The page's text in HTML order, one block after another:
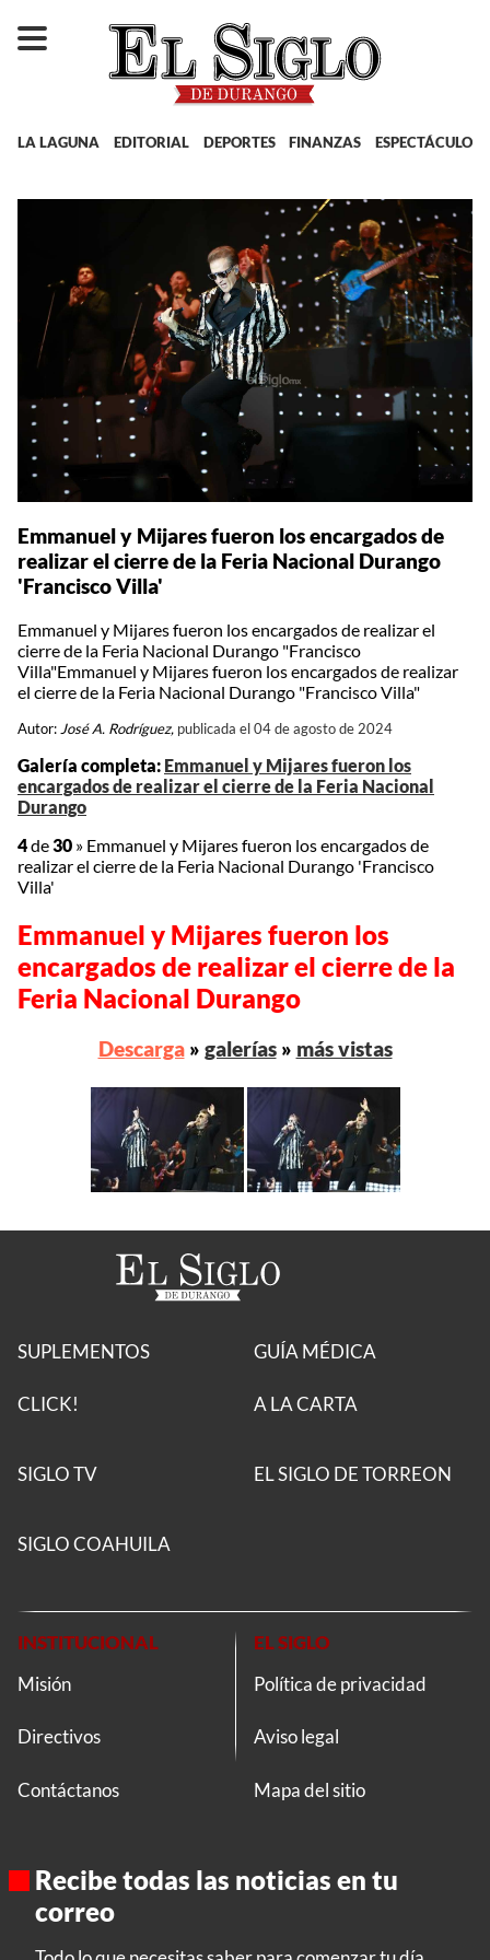
LA LAGUNA EDITORIAL DEPORTES FINANZAS ESPECTÁCULOS
Emmanuel y Mijares fueron los encargados de
realizar el cierre de la Feria Nacional Durango
'Francisco Villa'
Emmanuel y Mijares fueron los encargados de realizar el
cierre de la Feria Nacional Durango "Francisco
Villa"Emmanuel y Mijares fueron los encargados de realizar
el cierre de la Feria Nacional Durango "Francisco Villa"
Autor:José A. Rodríguez, publicada el 04 de agosto de 2024
Galería completa: Emmanuel y Mijares fueron los
encargados de realizar el cierre de la Feria Nacional
Durango
4de30 » Emmanuel y Mijares fueron los encargados de
realizar el cierre de la Feria Nacional Durango 'Francisco
Villa'
Emmanuel y Mijares fueron los
encargados de realizar el cierre de la
Feria Nacional Durango
Descarga» galerías» más vistas
SUPLEMENTOS
CLICK!
GUÍA MÉDICA
A LA CARTA
SIGLO TV EL SIGLO DE TORREON
SIGLO COAHUILA
INSTITUCIONAL
Misión
Directivos
Contáctanos
EL SIGLO
Política de privacidad
Aviso legal
Mapa del sitio
Recibe todas las noticias en tu
correo